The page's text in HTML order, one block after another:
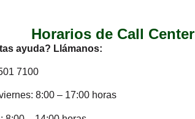
Horarios de Call Center
ayuda? Llámanos:
7100
8:00 – 17:00 horas